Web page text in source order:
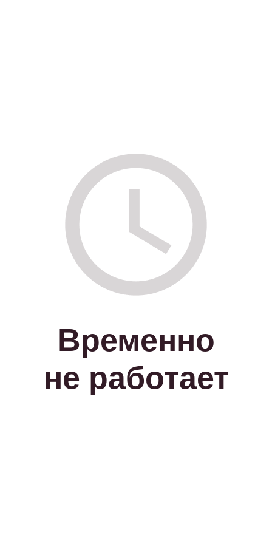
Временно
не работает